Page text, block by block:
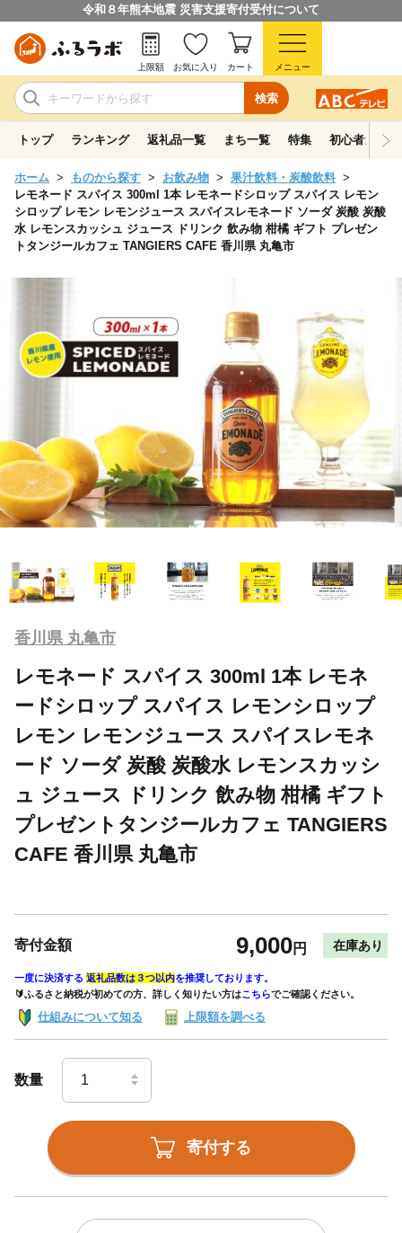
令和８年熊本地震 災害支援寄付受付について
検索
上限額 お気に入り カート メニュー
トップ ランキング 返礼品一覧 まち一覧 特集 初心者ガイド
ホーム ものから探す お飲み物
果汁飲料・炭酸飲料
レモネード スパイス 300ml 1本 レモネードシロップ スパイス レモン
シロップ レモン レモンジュース スパイスレモネード ソーダ 炭酸 炭酸
水 レモンスカッシュ ジュース ドリンク 飲み物 柑橘 ギフト プレゼン
トタンジールカフェ TANGIERS CAFE 香川県 丸亀市
香川県 丸亀市
レモネード スパイス 300ml 1本 レモネ
ードシロップ スパイス レモンシロップ
レモン レモンジュース スパイスレモネ
ード ソーダ 炭酸 炭酸水 レモンスカッシ
ュ ジュース ドリンク 飲み物 柑橘 ギフト
プレゼントタンジールカフェ TANGIERS
CAFE 香川県 丸亀市
寄付金額 9,000円 在庫あり
一度に決済する 返礼品数は３つ以内を推奨しております。
🔰ふるさと納税が初めての方、詳しく知りたい方はこちらでご確認ください。
仕組みについて知る 上限額を調べる
数量
寄付する